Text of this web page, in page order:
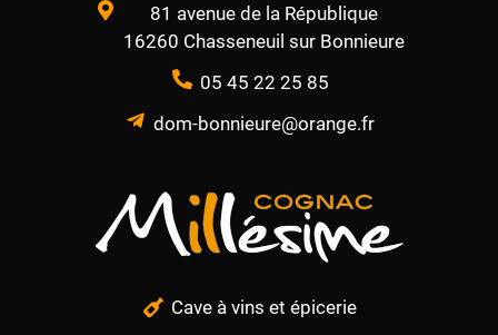
81 avenue de la République
16260 Chasseneuil sur Bonnieure
05 45 22 25 85
dom-bonnieure@orange.fr
Cave à vins et épicerie